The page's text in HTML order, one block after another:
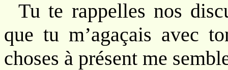
Tu te rappelles nos
que tu m’agaçais avec
choses à présent me